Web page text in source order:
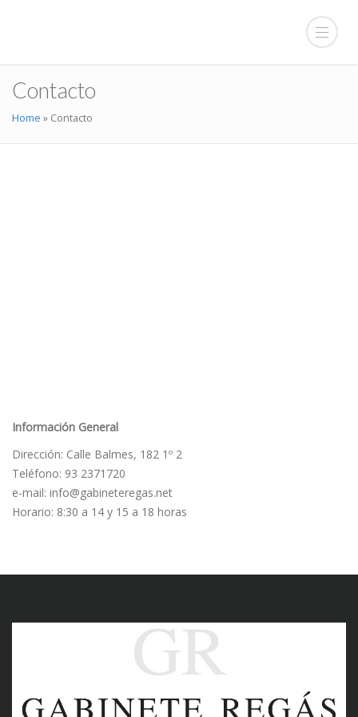
Contacto
Home » Contacto
Información General
Dirección: Calle Balmes, 182 1º 2
Teléfono: 93 2371720
e-mail: info@gabineteregas.net
Horario: 8:30 a 14 y 15 a 18 horas